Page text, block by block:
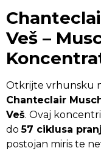
Veš –
Otkrijte vrhunsku
Chanteclair
Veš. Ovaj
do57 ciklusa
postojan miris te